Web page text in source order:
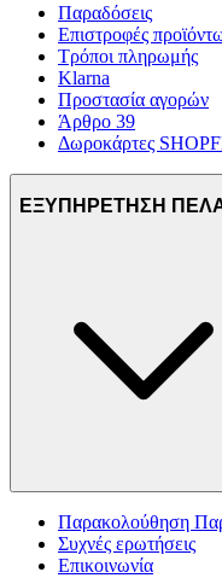
Παραδόσεις
Επιστροφές
Τρόποι πληρωμής
Klarna
Προστασία αγορών
Άρθρο 39
Δωροκάρτες
ΕΞΥΠΗΡΕΤΗΣΗ
Παρακολούθηση
Συχνές ερωτήσεις
Επικοινωνία